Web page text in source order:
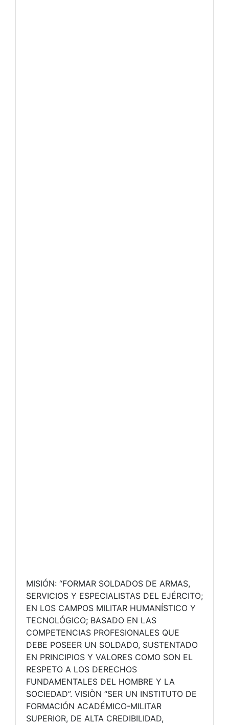
MISIÓN: “FORMAR SOLDADOS DE ARMAS,
SERVICIOS Y ESPECIALISTAS DEL EJÉRCITO;
EN LOS CAMPOS MILITAR HUMANÍSTICO Y
TECNOLÓGICO; BASADO EN LAS
COMPETENCIAS PROFESIONALES QUE
DEBE POSEER UN SOLDADO, SUSTENTADO
EN PRINCIPIOS Y VALORES COMO SON EL
RESPETO A LOS DERECHOS
FUNDAMENTALES DEL HOMBRE Y LA
SOCIEDAD”. VISIÒN “SER UN INSTITUTO DE
FORMACIÓN ACADÉMICO-MILITAR
SUPERIOR, DE ALTA CREDIBILIDAD,